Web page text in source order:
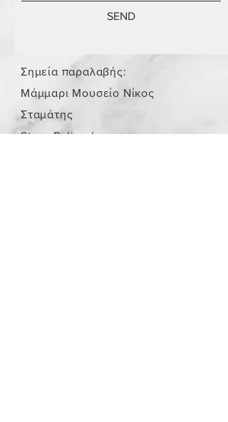
SEND
Σημεία παραλαβής:
Μάμμαρι Μουσείο Νίκος
Σταμάτης
Store Policy/